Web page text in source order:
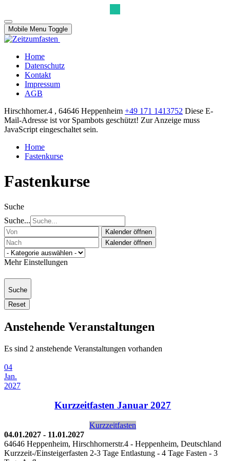
Mobile Menu Toggle
Home
Datenschutz
Kontakt
Impressum
AGB
Hirschhorner.4 , 64646 Heppenheim +49 171 1413752 Diese E-
Mail-Adresse ist vor Spambots geschützt! Zur Anzeige muss
JavaScript eingeschaltet sein.
Home
Fastenkurse
Fastenkurse
Suche
Suche...
Kalender öffnen
Kalender öffnen
Mehr Einstellungen
Suche
Reset
Anstehende Veranstaltungen
Es sind 2 anstehende Veranstaltungen vorhanden
04
Jan.
2027
Kurzzeitfasten Januar 2027
Kurzzeitfasten
04.01.2027 - 11.01.2027
64646 Heppenheim, Hirschhornerstr.4 - Heppenheim, Deutschland
Kurzzeit-/Einsteigerfasten 2-3 Tage Entlastung - 4 Tage Fasten - 3